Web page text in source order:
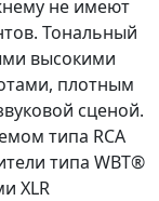
не имеют
Тональный
высокими
плотным
сценой.
типа RCA
типа WBT®
XLR